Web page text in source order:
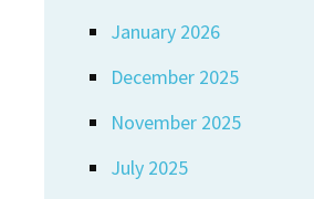
January 2026
December 2025
November 2025
July 2025